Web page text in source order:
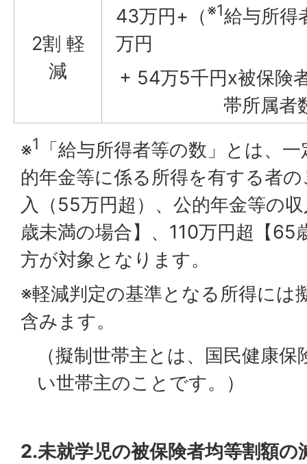
2割 軽
減
43万円+（※1給与所得
万円
+ 54万5千円x被保険
帯所属者
※1
「給与所得者等の数」とは、
的年金等に係る所得を有する者
入（55万円超）、公的年金等の
歳未満の場合】、110万円超【65
方が対象となります。
※軽減判定の基準となる所得には
含みます。
（擬制世帯主とは、国民健康
い世帯主のことです。）
2.未就学児の被保険者均等割額の